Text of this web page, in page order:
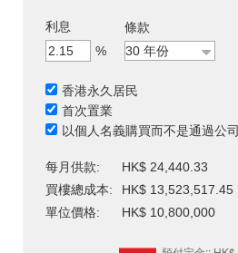
利息
%
條款
香港永久居民
首次置業
以個人名義購買而不是通過公司
每月供款:
HK$ 24,440.33
買樓總成本:
HK$ 13,523,517.45
單位價格:
HK$ 10,800,000